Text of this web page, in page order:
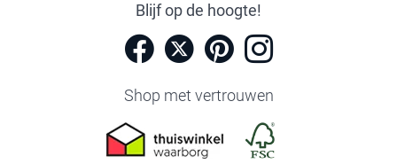
Blijf op de hoogte!
Shop met vertrouwen